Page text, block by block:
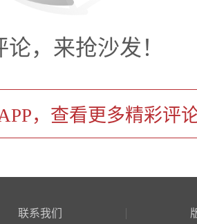
强向牙买加总理
，来抢沙发！
，查看更多精彩评
联系我们